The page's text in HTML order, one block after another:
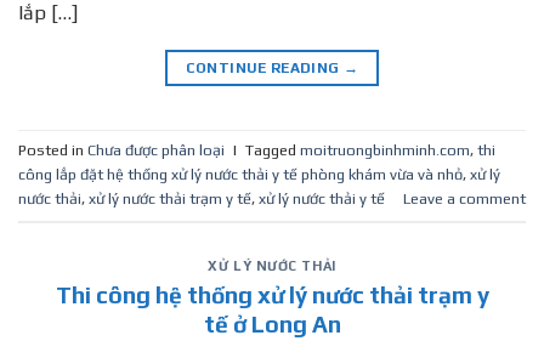
lắp […]
CONTINUE READING →
Posted in Chưa được phân loại | Tagged moitruongbinhminh.com, thi
công lắp đặt hệ thống xử lý nước thải y tế phòng khám vừa và nhỏ, xử lý
nước thải, xử lý nước thải trạm y tế, xử lý nước thải y tế Leave a comment
XỬ LÝ NƯỚC THẢI
Thi công hệ thống xử lý nước thải trạm y
tế ở Long An